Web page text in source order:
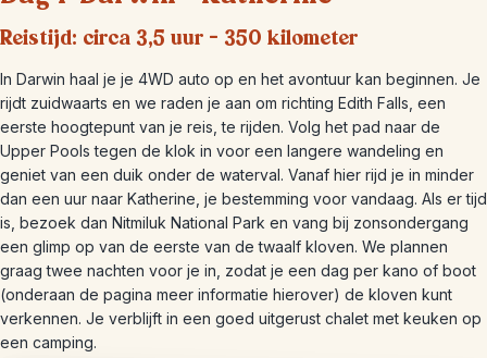
Reistijd: circa 3,5 uur – 350 kilometer
In Darwin haal je je 4WD auto op en het avontuur kan beginnen. Je
rijdt zuidwaarts en we raden je aan om richting Edith Falls, een
eerste hoogtepunt van je reis, te rijden. Volg het pad naar de
Upper Pools tegen de klok in voor een langere wandeling en
geniet van een duik onder de waterval. Vanaf hier rijd je in minder
dan een uur naar Katherine, je bestemming voor vandaag. Als er tijd
is, bezoek dan Nitmiluk National Park en vang bij zonsondergang
een glimp op van de eerste van de twaalf kloven. We plannen
graag twee nachten voor je in, zodat je een dag per kano of boot
(onderaan de pagina meer informatie hierover) de kloven kunt
verkennen. Je verblijft in een goed uitgerust chalet met keuken op
een camping.